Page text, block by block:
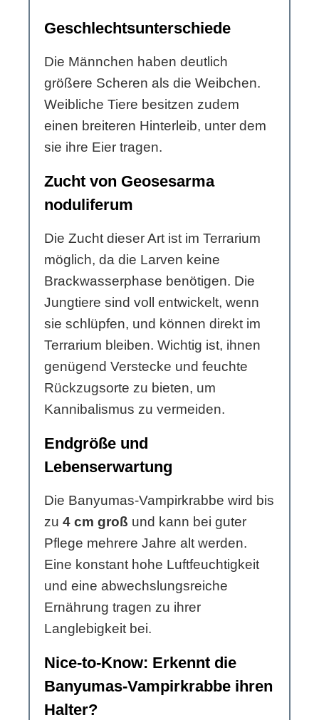
Geschlechtsunterschiede
Die Männchen haben deutlich
größere Scheren als die Weibchen.
Weibliche Tiere besitzen zudem
einen breiteren Hinterleib, unter dem
sie ihre Eier tragen.
Zucht von Geosesarma
noduliferum
Die Zucht dieser Art ist im Terrarium
möglich, da die Larven keine
Brackwasserphase benötigen. Die
Jungtiere sind voll entwickelt, wenn
sie schlüpfen, und können direkt im
Terrarium bleiben. Wichtig ist, ihnen
genügend Verstecke und feuchte
Rückzugsorte zu bieten, um
Kannibalismus zu vermeiden.
Endgröße und
Lebenserwartung
Die Banyumas-Vampirkrabbe wird bis
zu 4 cm groß und kann bei guter
Pflege mehrere Jahre alt werden.
Eine konstant hohe Luftfeuchtigkeit
und eine abwechslungsreiche
Ernährung tragen zu ihrer
Langlebigkeit bei.
Nice-to-Know: Erkennt die
Banyumas-Vampirkrabbe ihren
Halter?